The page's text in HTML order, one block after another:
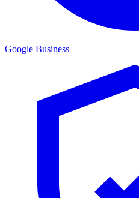
Google Business